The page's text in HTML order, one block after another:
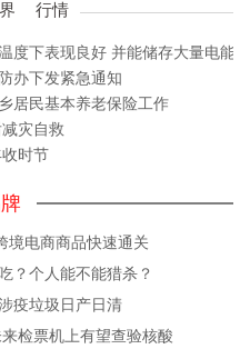
行情
度下表现良好 并能储存大量电能
办下发紧急通知
居民基本养老保险工作
灾自救
时节
境电商商品快速通关
？个人能不能猎杀？
疫垃圾日产日清
检票机上有望查验核酸